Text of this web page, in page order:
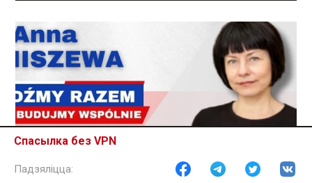
Спасылка без VPN
21.03.2024